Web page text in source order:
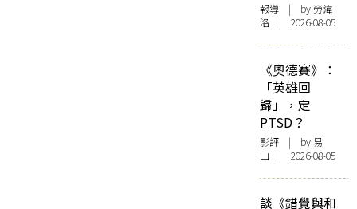
報導 | by 勞緯
洛 | 2026-08-05
《奧德賽》：
「英雄回
歸」，定
PTSD？
影評 | by 易
山 | 2026-08-05
談《錯覺與和